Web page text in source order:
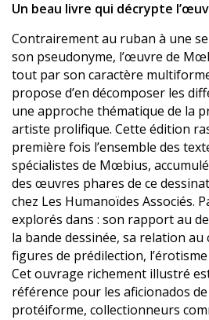
Un beau livre qui décrypte
Contrairement au ruban à une
son pseudonyme, l’œuvre de
tout par son caractère
propose d’en décomposer les
une approche thématique de la
artiste prolifique. Cette édition
première fois l’ensemble des
spécialistes de Mœbius,
des œuvres phares de ce
chez Les Humanoïdes Associés.
explorés dans : son rapport au
la bande dessinée, sa relation au
figures de prédilection,
Cet ouvrage richement illustré
référence pour les aficionados
protéiforme, collectionneurs